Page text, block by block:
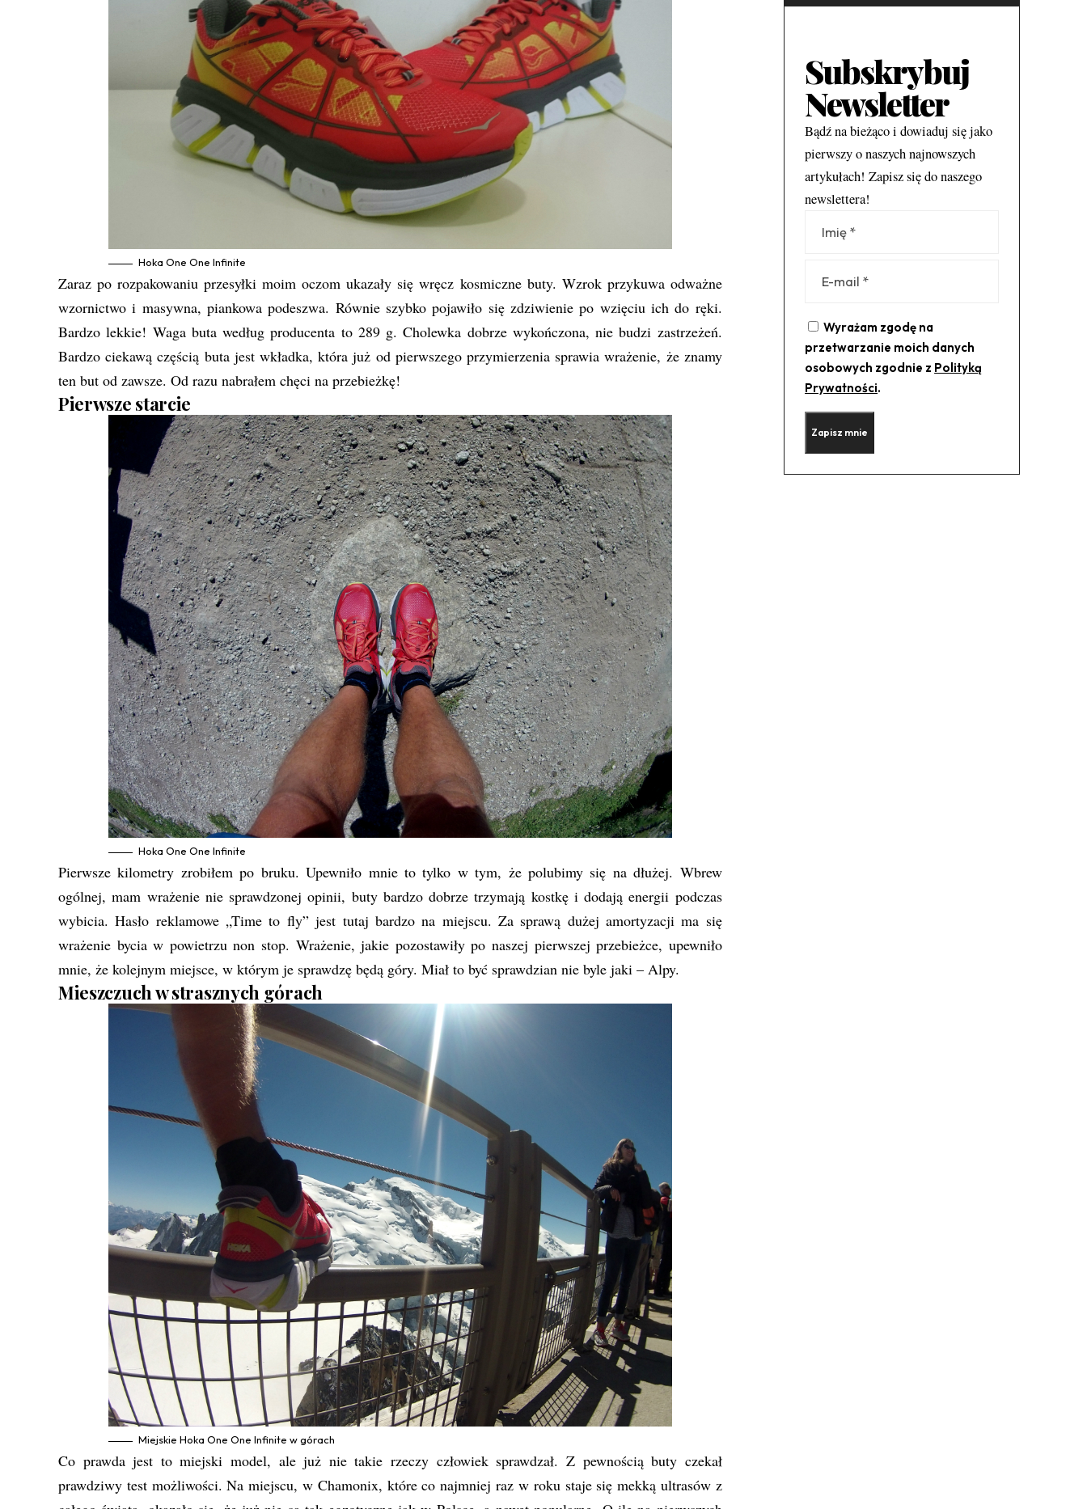
Hoka One One Infinite
Zaraz po rozpakowaniu przesyłki moim oczom ukazały się wręcz kosmiczne buty. Wzrok przykuwa odważne
wzornictwo i masywna, piankowa podeszwa. Równie szybko pojawiło się zdziwienie po wzięciu ich do ręki.
Bardzo lekkie! Waga buta według producenta to 289 g. Cholewka dobrze wykończona, nie budzi zastrzeżeń.
Bardzo ciekawą częścią buta jest wkładka, która już od pierwszego przymierzenia sprawia wrażenie, że znamy
ten but od zawsze. Od razu nabrałem chęci na przebieżkę!
Pierwsze starcie
Hoka One One Infinite
Pierwsze kilometry zrobiłem po bruku. Upewniło mnie to tylko w tym, że polubimy się na dłużej. Wbrew
ogólnej, mam wrażenie nie sprawdzonej opinii, buty bardzo dobrze trzymają kostkę i dodają energii podczas
wybicia. Hasło reklamowe „Time to fly” jest tutaj bardzo na miejscu. Za sprawą dużej amortyzacji ma się
wrażenie bycia w powietrzu non stop. Wrażenie, jakie pozostawiły po naszej pierwszej przebieżce, upewniło
mnie, że kolejnym miejsce, w którym je sprawdzę będą góry. Miał to być sprawdzian nie byle jaki – Alpy.
Mieszczuch w strasznych górach
Miejskie Hoka One One Infinite w górach
Co prawda jest to miejski model, ale już nie takie rzeczy człowiek sprawdzał. Z pewnością buty czekał
prawdziwy test możliwości. Na miejscu, w Chamonix, które co najmniej raz w roku staje się mekką ultrasów z
Subskrybuj
Newsletter
Bądź na bieżąco i dowiaduj się jako
pierwszy o naszych najnowszych
artykułach! Zapisz się do naszego
newslettera!
Wyrażam zgodę na
przetwarzanie moich danych
osobowych zgodnie z Polityką
Prywatności.
Alternative: